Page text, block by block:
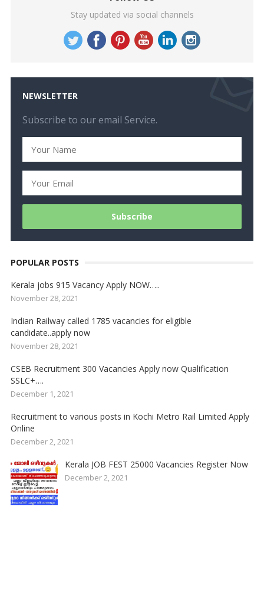
Stay updated via social channels
NEWSLETTER
Subscribe to our email Service.
POPULAR POSTS
Kerala jobs 915 Vacancy Apply NOW…..
November 28, 2021
Indian Railway called 1785 vacancies for eligible
candidate..apply now
November 28, 2021
CSEB Recruitment 300 Vacancies Apply now Qualification
SSLC+….
December 1, 2021
Recruitment to various posts in Kochi Metro Rail Limited Apply
Online
December 2, 2021
Kerala JOB FEST 25000 Vacancies Register Now
December 2, 2021